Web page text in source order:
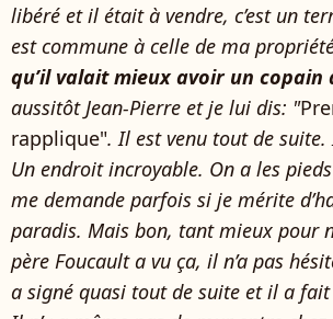
libéré et il était à vendre, c’est un
est commune à celle de ma
qu’il valait mieux avoir un copain
aussitôt Jean-Pierre et je lui dis: "
rapplique". Il est venu tout de suite.
Un endroit incroyable. On a les pieds
me demande parfois si je mérite
paradis. Mais bon, tant mieux pour
père Foucault a vu ça, il n’a pas
a signé quasi tout de suite et il a